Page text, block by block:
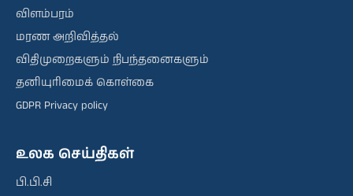
விளம்பரம்
மரண அறிவித்தல்
விதிமுறைகளும் நிபந்தனைகளும்
தனியுரிமைக் கொள்கை
GDPR Privacy policy
உலக செய்திகள்
பி.பி.சி